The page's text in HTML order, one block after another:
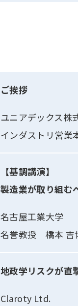
ご挨拶
ユニアデックス株
インダストリ営
【基調講演】
製造業が取り組む
名古屋工業大学
名誉教授 橋本 吉
地政学リスクが直
Claroty Ltd.